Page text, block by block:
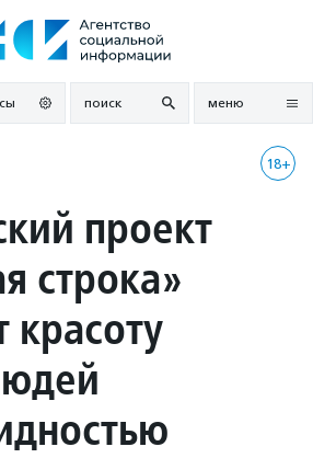
поиск меню
18+
проект
строка»
красоту